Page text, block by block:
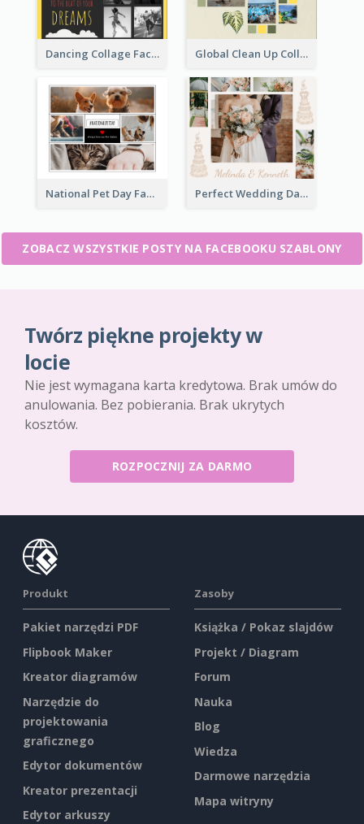
Dancing Collage Facebook Post Global Clean Up Collage Facebook Post
National Pet Day Facebook Post Perfect Wedding Day Facebook Post
ZOBACZ WSZYSTKIE POSTY NA FACEBOOKU SZABLONY
Twórz piękne projekty w
locie
Nie jest wymagana karta kredytowa. Brak umów do
anulowania. Bez pobierania. Brak ukrytych
kosztów.
ROZPOCZNIJ ZA DARMO
Produkt
Pakiet narzędzi PDF
Flipbook Maker
Kreator diagramów
Narzędzie do
projektowania
graficznego
Edytor dokumentów
Kreator prezentacji
Edytor arkuszy
Zasoby
Książka / Pokaz slajdów
Projekt / Diagram
Forum
Nauka
Blog
Wiedza
Darmowe narzędzia
Mapa witryny